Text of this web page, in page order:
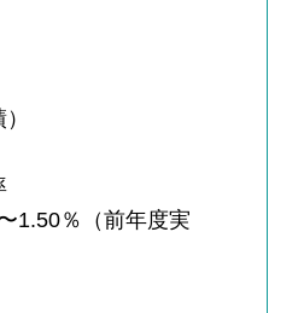
1.50％（前年度実